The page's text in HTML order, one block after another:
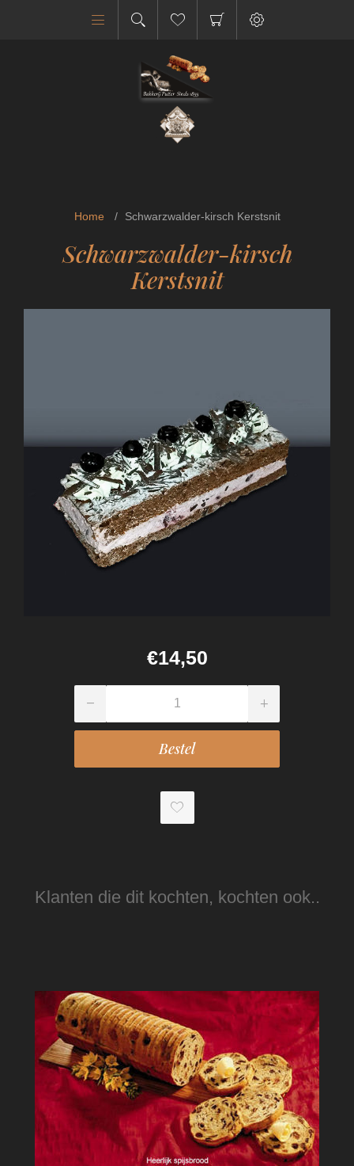
Home / Schwarzwalder-kirsch Kerstsnit
Schwarzwalder-kirsch
Kerstsnit
€14,50
Klanten die dit kochten, kochten ook..